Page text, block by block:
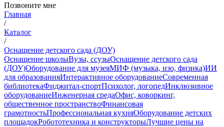
Позвоните мне
Главная
/
Каталог
/
Оснащение детского сада (ДОУ)
Оснащение школыВузы, ссузыОснащение детского сада
(ДОУ)Оборудование для музеяМИФ (музыка, изо, физика)ИИ
для образованияИнтерактивное оборудованиеСовременная
библиотекаФиджитал-спортПсихолог, логопедИнклюзивное
оборудованиеИнженерная средаОфис, коворкинг,
общественное пространствоФинансовая
грамотностьПрофессиональная кухняОборудование детских
площадокРобототехника и конструкторыЛучшие цены на